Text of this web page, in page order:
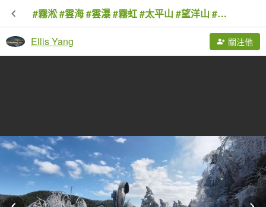
#霧淞 #雲海 #雲瀑 #霧虹 #太平山 #望洋山 #觀雲步道 #翠峰道路 2/8
Ellis Yang 關注他